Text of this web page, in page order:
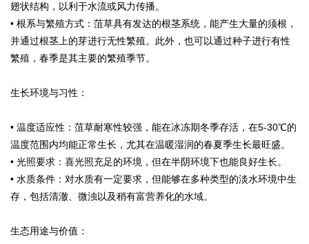
翅状结构，以利于水流或风力传播。
• 根系与繁殖方式：菹草具有发达的根茎系统，能产生大量的须根，
并通过根茎上的芽进行无性繁殖。此外，也可以通过种子进行有性
繁殖，春季是其主要的繁殖季节。
生长环境与习性：
• 温度适应性：菹草耐寒性较强，能在冰冻期冬季存活，在5-30℃的
温度范围内均能正常生长，尤其在温暖湿润的春夏季生长最旺盛。
• 光照要求：喜光照充足的环境，但在半阴环境下也能良好生长。
• 水质条件：对水质有一定要求，但能够在多种类型的淡水环境中生
存，包括清澈、微浊以及稍有富营养化的水域。
生态用途与价值：